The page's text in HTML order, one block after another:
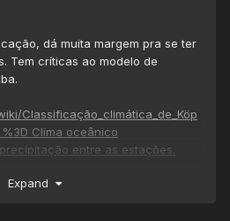
dá muita margem pra se ter
Tem críticas ao modelo de
Classificação_climática_de_Köp
Clima oceânico
entre as estações.
Expand